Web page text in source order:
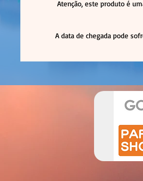
Atenção, este produto é
A data de chegada pode